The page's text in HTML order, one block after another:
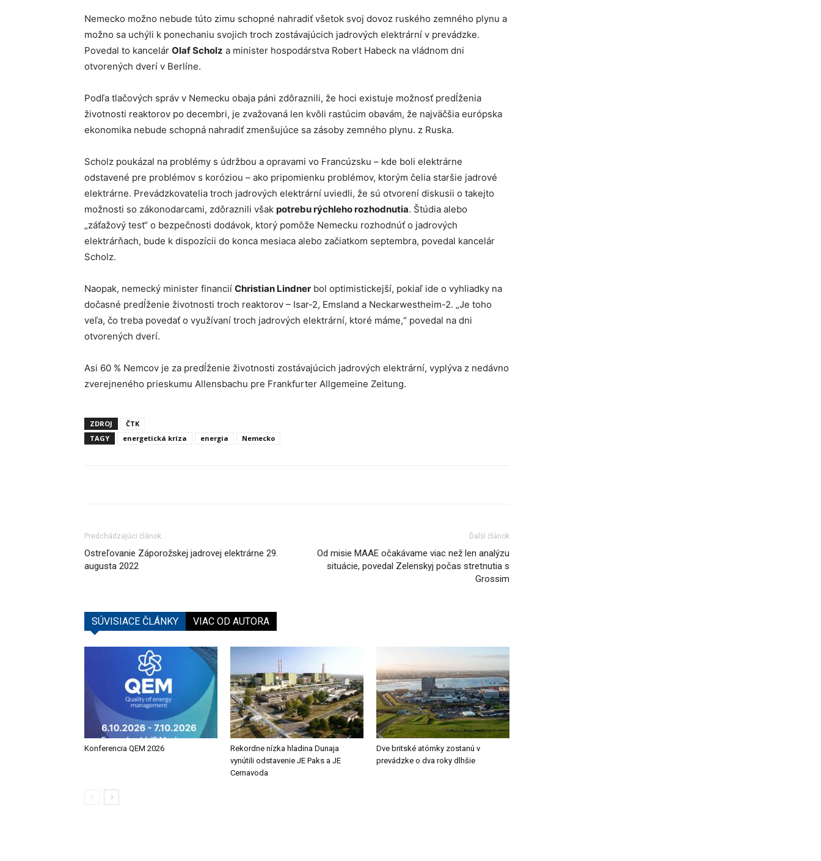
Nemecko možno nebude túto zimu schopné nahradiť všetok svoj dovoz ruského zemného plynu a
možno sa uchýli k ponechaniu svojich troch zostávajúcich jadrových elektrární v prevádzke.
Povedal to kancelár Olaf Scholz a minister hospodárstva Robert Habeck na vládnom dni
otvorených dverí v Berlíne.
Podľa tlačových správ v Nemecku obaja páni zdôraznili, že hoci existuje možnosť predĺženia
životnosti reaktorov po decembri, je zvažovaná len kvôli rastúcim obavám, že najväčšia európska
ekonomika nebude schopná nahradiť zmenšujúce sa zásoby zemného plynu. z Ruska.
Scholz poukázal na problémy s údržbou a opravami vo Francúzsku – kde boli elektrárne
odstavené pre problémov s koróziou – ako pripomienku problémov, ktorým čelia staršie jadrové
elektrárne. Prevádzkovatelia troch jadrových elektrární uviedli, že sú otvorení diskusii o takejto
možnosti so zákonodarcami, zdôraznili však potrebu rýchleho rozhodnutia. Štúdia alebo
„záťažový test“ o bezpečnosti dodávok, ktorý pomôže Nemecku rozhodnúť o jadrových
elektrárňach, bude k dispozícii do konca mesiaca alebo začiatkom septembra, povedal kancelár
Scholz.
Naopak, nemecký minister financií Christian Lindner bol optimistickejší, pokiaľ ide o vyhliadky na
dočasné predĺženie životnosti troch reaktorov – Isar-2, Emsland a Neckarwestheim-2. „Je toho
veľa, čo treba povedať o využívaní troch jadrových elektrární, ktoré máme,“ povedal na dni
otvorených dverí.
Asi 60 % Nemcov je za predĺženie životnosti zostávajúcich jadrových elektrární, vyplýva z nedávno
zverejneného prieskumu Allensbachu pre Frankfurter Allgemeine Zeitung.
ZDROJ
ČTK
TAGY
energetická kríza energia Nemecko
Predchádzajúci článok
Ostreľovanie Záporožskej jadrovej elektrárne 29.
augusta 2022
Ďalší článok
Od misie MAAE očakávame viac než len analýzu
situácie, povedal Zelenskyj počas stretnutia s
Grossim
SÚVISIACE ČLÁNKY VIAC OD AUTORA
Konferencia QEM 2026
Rekordne nízka hladina Dunaja
vynútili odstavenie JE Paks a JE
Cernavoda
Dve britské atómky zostanú v
prevádzke o dva roky dlhšie